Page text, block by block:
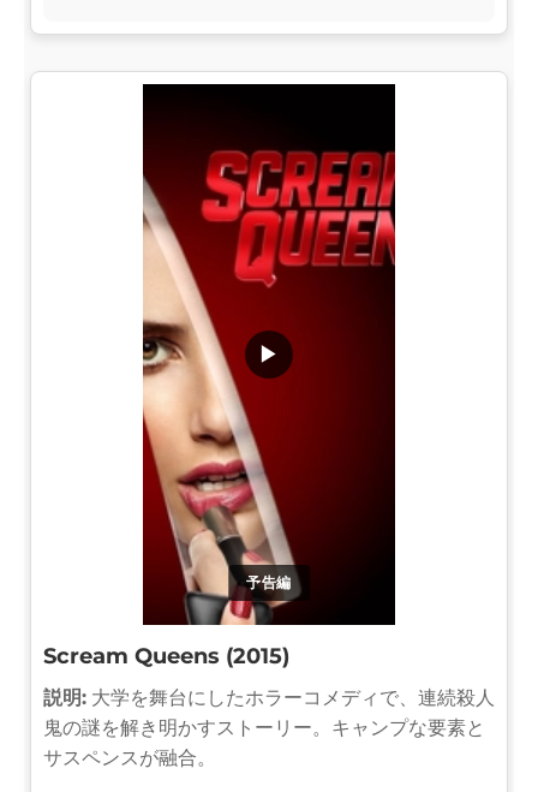
予告編
▶
Scream Queens (2015)
説明: 大学を舞台にしたホラーコメディで、連続殺人
鬼の謎を解き明かすストーリー。キャンプな要素と
サスペンスが融合。